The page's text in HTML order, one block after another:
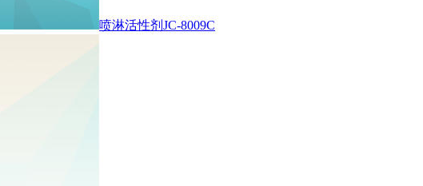
喷淋活性剂JC-8009C